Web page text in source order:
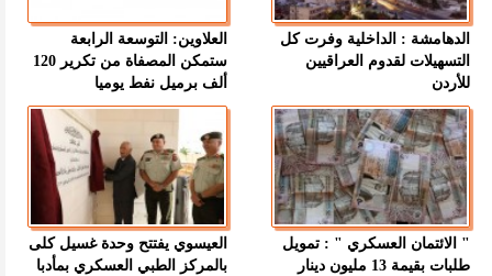
الدهامشة : الداخلية وفرت كل
التسهيلات لقدوم العراقيين
للأردن
العلاوين: التوسعة الرابعة
ستمكن المصفاة من تكرير 120
ألف برميل نفط يوميا
" الائتمان العسكري " : تمويل
طلبات بقيمة 13 مليون دينار
العيسوي يفتتح وحدة غسيل كلى
بالمركز الطبي العسكري بمأدبا